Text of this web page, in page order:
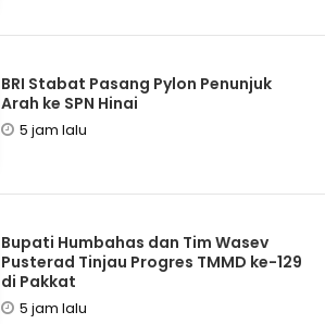
BRI Stabat Pasang Pylon Penunjuk
Arah ke SPN Hinai
5 jam lalu
Bupati Humbahas dan Tim Wasev
Pusterad Tinjau Progres TMMD ke-129
di Pakkat
5 jam lalu